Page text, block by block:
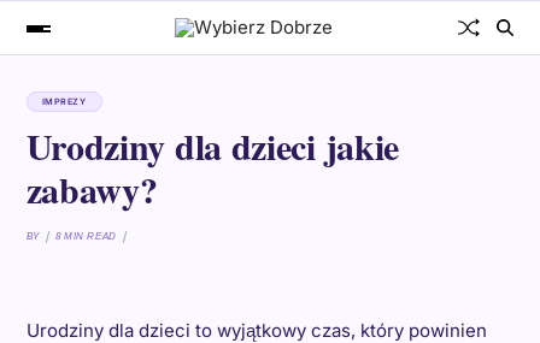
IMPREZY
Urodziny dla dzieci jakie
zabawy?
BY 8 MIN READ
Urodziny dla dzieci to wyjątkowy czas, który powinien